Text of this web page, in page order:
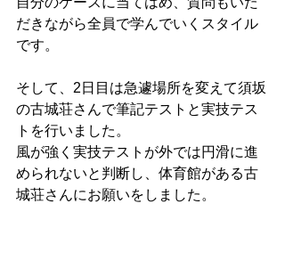
だきながら全員で学んでいくスタイル
です。
そして、2日目は急遽場所を変えて須坂
の古城荘さんで筆記テストと実技テス
トを行いました。
風が強く実技テストが外では円滑に進
められないと判断し、体育館がある古
城荘さんにお願いをしました。